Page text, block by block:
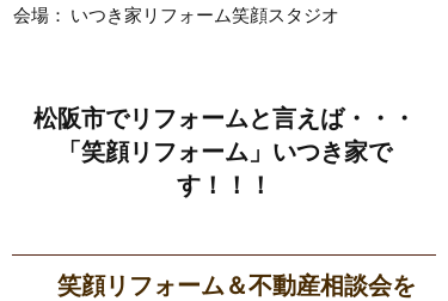
会場： いつき家リフォーム笑顔スタジオ
松阪市でリフォームと言えば・・・
「笑顔リフォーム」いつき家で
す！！！
笑顔リフォーム＆不動産相談会を